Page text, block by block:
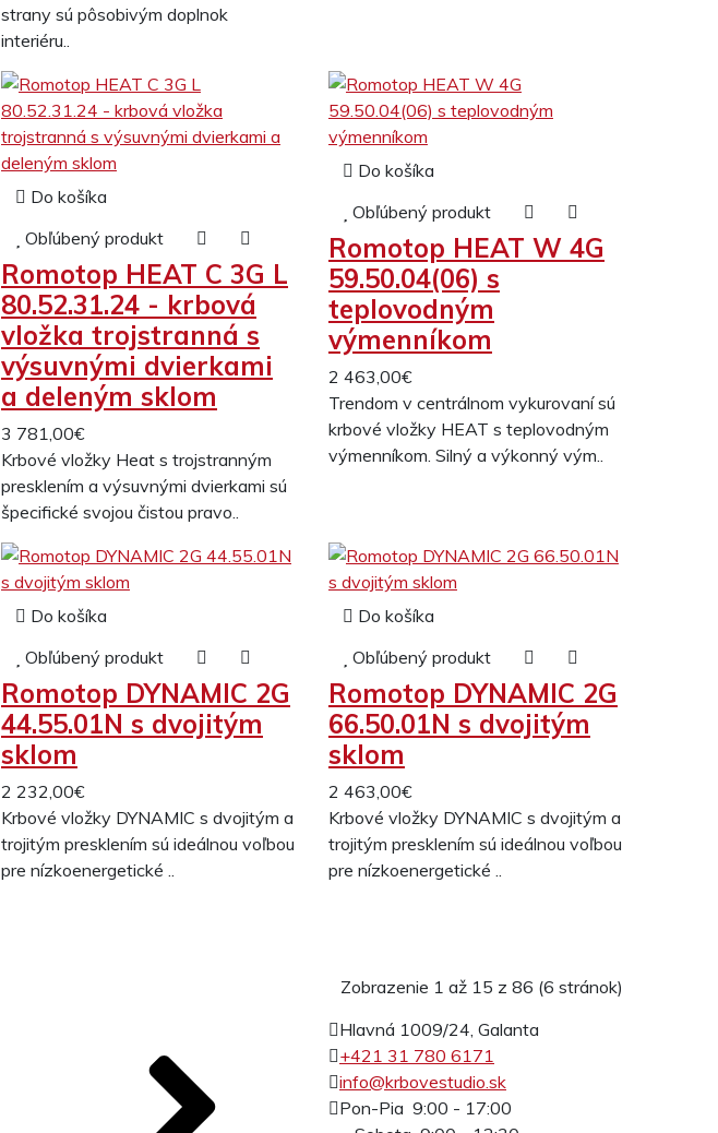
strany sú pôsobivým doplnok
interiéru..
Do košíka
Obľúbený produkt
Romotop HEAT C 3G L
80.52.31.24 - krbová
vložka trojstranná s
výsuvnými dvierkami
a deleným sklom
3 781,00€
Krbové vložky Heat s trojstranným
presklením a výsuvnými dvierkami sú
špecifické svojou čistou pravo..
Do košíka
Obľúbený produkt
Romotop HEAT W 4G
59.50.04(06) s
teplovodným
výmenníkom
2 463,00€
Trendom v centrálnom vykurovaní sú
krbové vložky HEAT s teplovodným
výmenníkom. Silný a výkonný vým..
Do košíka
Obľúbený produkt
Romotop DYNAMIC 2G
44.55.01N s dvojitým
sklom
2 232,00€
Krbové vložky DYNAMIC s dvojitým a
trojitým presklením sú ideálnou voľbou
pre nízkoenergetické ..
Do košíka
Obľúbený produkt
Romotop DYNAMIC 2G
66.50.01N s dvojitým
sklom
2 463,00€
Krbové vložky DYNAMIC s dvojitým a
trojitým presklením sú ideálnou voľbou
pre nízkoenergetické ..
Zobrazenie 1 až 15 z 86 (6 stránok)
Hlavná 1009/24, Galanta
+421 31 780 6171
info@krbovestudio.sk
Pon-Pia 9:00 - 17:00